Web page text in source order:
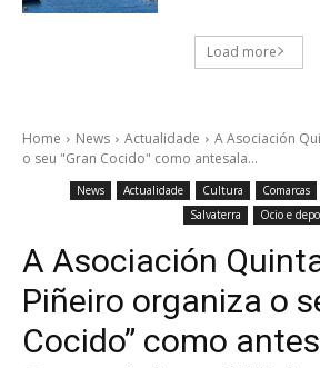
Load more